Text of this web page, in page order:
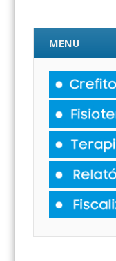
MENU